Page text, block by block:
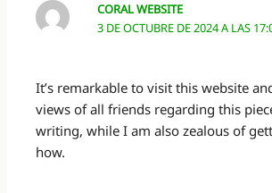
CORAL WEBSITE
3 DE OCTUBRE DE 2024 A LAS
It’s remarkable to visit this website
views of all friends regarding this
writing, while I am also zealous of
how.